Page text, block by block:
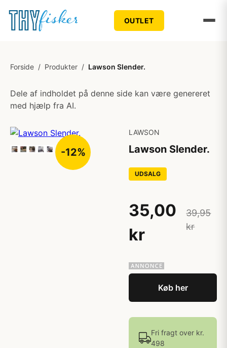
OUTLET
Forside / Produkter / Lawson Slender.
Dele af indholdet på denne side kan være genereret
med hjælp fra AI.
-12%
LAWSON
Lawson Slender.
UDSALG
35,00
kr
39,95
kr
Køb her
Fri fragt over kr.
498